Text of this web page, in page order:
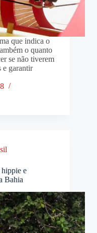
que indica o
o quanto
se não tiverem
e garantir
hippie e
Bahia